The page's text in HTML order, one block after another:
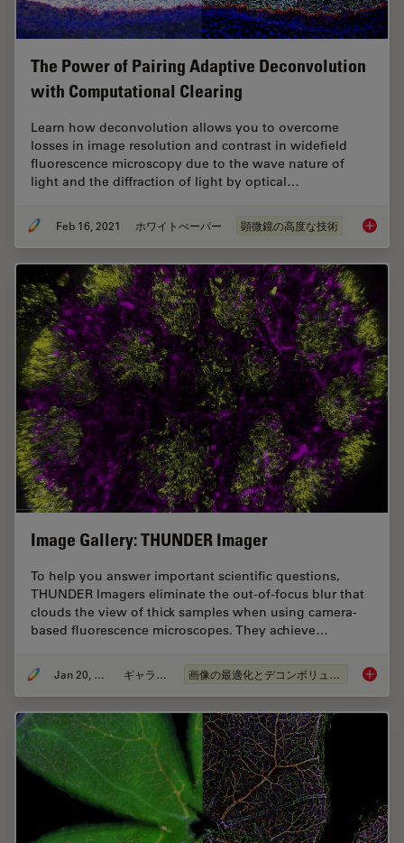
The Power of Pairing Adaptive Deconvolution
with Computational Clearing
Learn how deconvolution allows you to overcome
losses in image resolution and contrast in widefield
fluorescence microscopy due to the wave nature of
light and the diffraction of light by optical…
Feb 16, 2021 ホワイトぺーパー 顕微鏡の高度な技術 The
Image Gallery: THUNDER Imager
To help you answer important scientific questions,
THUNDER Imagers eliminate the out-of-focus blur that
clouds the view of thick samples when using camera-
based fluorescence microscopes. They achieve…
Jan 20, 2021 ギャラリー 画像の最適化とデコンボリューション Image